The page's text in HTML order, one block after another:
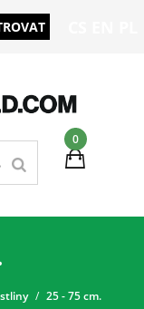
0
25 - 75 cm.